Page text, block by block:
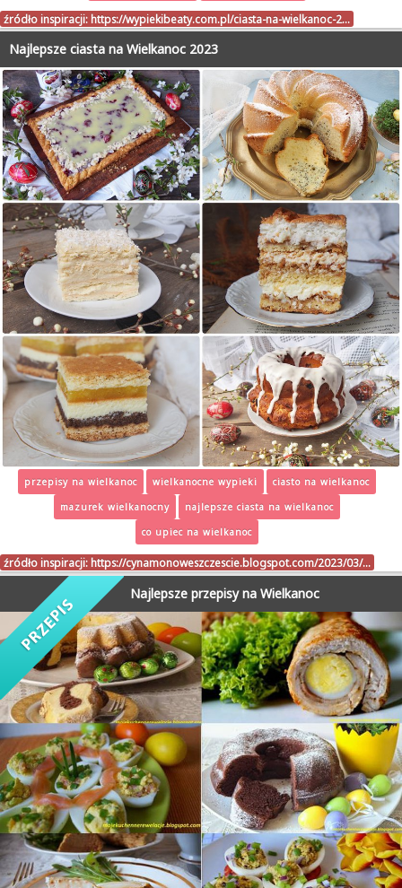
źródło inspiracji: https://wypiekibeaty.com.pl/ciasta-na-wielkanoc-2…
Najlepsze ciasta na Wielkanoc 2023
przepisy na wielkanoc wielkanocne wypieki
ciasto na wielkanoc
mazurek wielkanocny
najlepsze ciasta na wielkanoc
co upiec na wielkanoc
źródło inspiracji: https://cynamonoweszczescie.blogspot.com/2023/03/…
Najlepsze przepisy na Wielkanoc